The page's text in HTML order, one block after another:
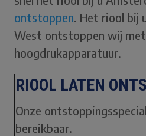
ontstoppen. Het riool bij
West ontstoppen wij met
hoogdrukapparatuur.
RIOOL LATEN
Onze
bereikbaar.